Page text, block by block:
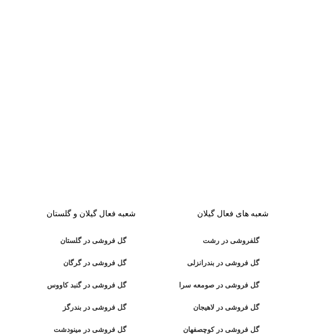
شعبه های فعال گیلان
گلفروشی در رشت
گل فروشی در بندرانزلی
گل فروشی در صومعه سرا
گل فروشی در لاهیجان
گل فروشی در کوچصفهان
شعبه فعال گیلان و گلستان
گل فروشی در گلستان
گل فروشی در گرگان
گل فروشی در گنبد کاووس
گل فروشی در بندرگز
گل فروشی در مینودشت